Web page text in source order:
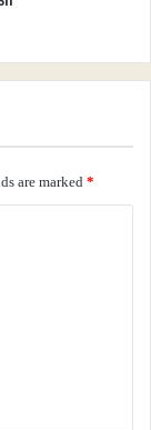
… சற்று நேரம்…
are marked *